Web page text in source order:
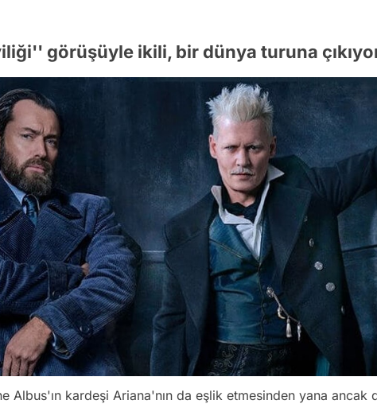
görüşüyle ikili, bir dünya turuna
Albus'ın kardeşi Ariana'nın da eşlik etmesinden yana ancak